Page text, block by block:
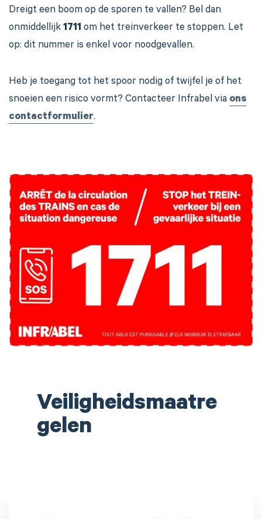
Dreigt een boom op de sporen te vallen? Bel dan
onmiddellijk 1711 om het treinverkeer te stoppen. Let
op: dit nummer is enkel voor noodgevallen.
Heb je toegang tot het spoor nodig of twijfel je of het
snoeien een risico vormt? Contacteer Infrabel via ons
contactformulier.
Veiligheidsmaatre
gelen